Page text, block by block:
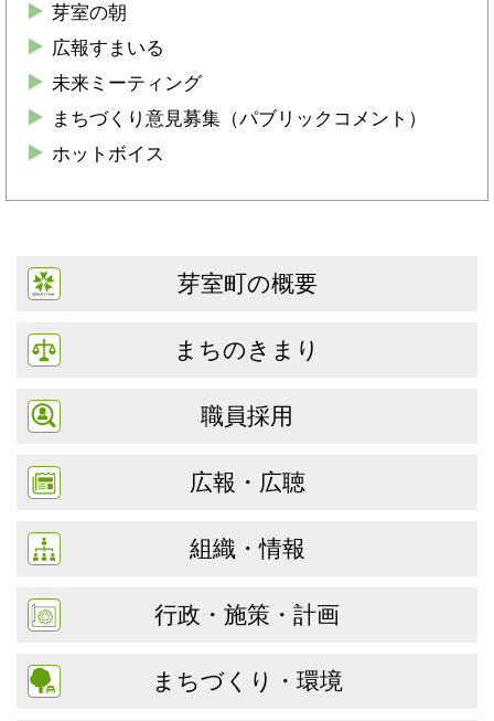
芽室の朝
広報すまいる
未来ミーティング
まちづくり意見募集（パブリックコメント）
ホットボイス
芽室町の概要
まちのきまり
職員採用
広報・広聴
組織・情報
行政・施策・計画
まちづくり・環境